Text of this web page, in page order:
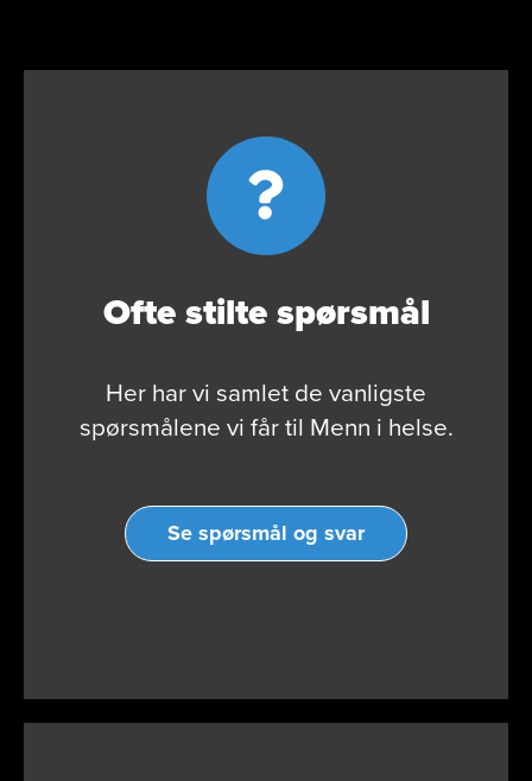
Ofte stilte spørsmål
Her har vi samlet de vanligste
spørsmålene vi får til Menn i helse.
Se spørsmål og svar